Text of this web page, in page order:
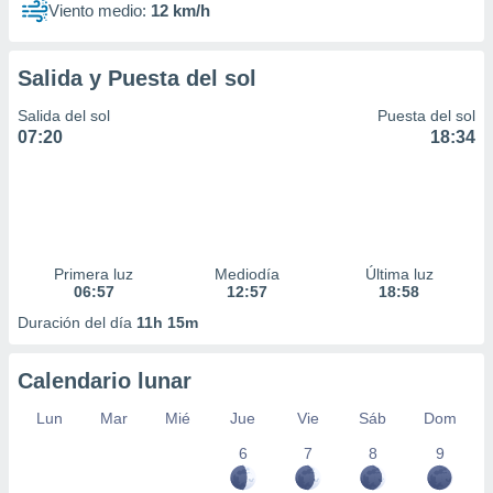
Viento medio: 12 km/h
Salida y Puesta del sol
Salida del sol
07:20
Puesta del sol
18:34
Primera luz
06:57
Mediodía
12:57
Última luz
18:58
Duración del día 11h 15m
Calendario lunar
Lun Mar Mié Jue Vie Sáb
Dom
6
7 8 9